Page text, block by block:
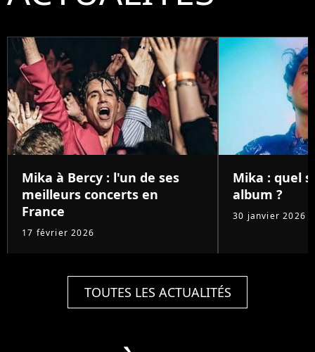
Mika à Bercy : l'un de ses
meilleurs concerts en
France
17 février 2026
Mika : quel
album ?
30 janvier 2026
TOUTES LES ACTUALITÉS